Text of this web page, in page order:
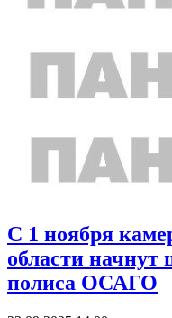
С 1 ноября
области начнут
полиса ОСАГО